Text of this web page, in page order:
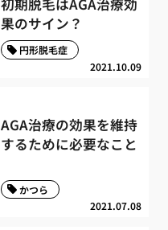
初期脱毛はAGA治療効
果のサイン？
2021.10.09
円形脱毛症
AGA治療の効果を維持
するために必要なこと
2021.07.08
かつら